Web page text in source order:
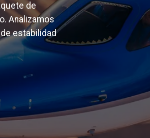
de
Analizamos
estabilidad